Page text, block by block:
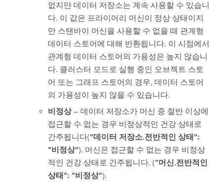
없지만 데이터 저장소는 계속 사용할 수 있습니
다. 이 값은 프라이머리 머신이 정상 상태이지
만 스탠바이 머신을 사용할 수 없을 때 관계형
데이터 스토어에 대해 반환됩니다. 이 시점에서
관계형 데이터 스토어의 가용성은 높지 않습니
다. 클러스터 모드로 실행 중인 오브젝트 스토
어 또는 그래프 스토어의 경우, 데이터 스토어
의 가용성이 높지 않을 수 있습니다.
비정상— 데이터 저장소가 머신 중 절반 이상에
접근할 수 없는 경우 비정상적인 건강 상태로
간주됩니다("데이터 저장소.전반적인 상태":
"비정상"). 머신은 접근할 수 없는 경우 비정상
적인 건강 상태로 간주됩니다. ("머신.전반적인
상태": "비정상").